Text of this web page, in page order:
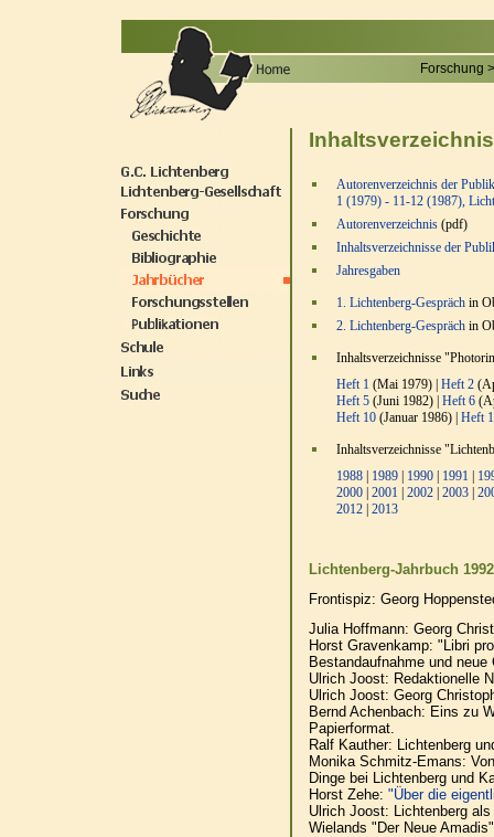
Forschung
Autorenverzeichnis der
1 (1979) - 11-12 (1987),
Autorenverzeichnis (pdf)
Inhaltsverzeichnisse der
Jahresgaben
1. Lichtenberg-Gespräch in
2. Lichtenberg-Gespräch in
Inhaltsverzeichnisse
Heft 1 (Mai 1979) | Heft 2
Heft 5 (Juni 1982) | Heft 6
Heft 10 (Januar 1986) | Heft
Inhaltsverzeichnisse
1988 | 1989 | 1990 | 1991 |
2000 | 2001 | 2002 | 2003 |
2012 | 2013
Lichtenberg-Jahrbuch 1992
Frontispiz: Georg
Julia Hoffmann: Georg
Horst Gravenkamp: "Libri
Bestandaufnahme und
Ulrich Joost: Redaktionelle
Ulrich Joost: Georg
Bernd Achenbach: Eins zu
Papierformat.
Ralf Kauther: Lichtenberg
Monika Schmitz-Emans:
Dinge bei Lichtenberg und
Horst Zehe: "Über die
Ulrich Joost: Lichtenberg
Wielands "Der Neue